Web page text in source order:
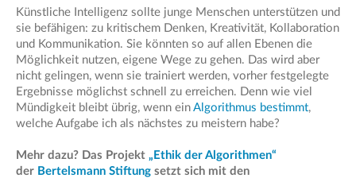
Künstliche Intelligenz sollte junge Menschen unterstützen und
sie befähigen: zu kritischem Denken, Kreativität, Kollaboration
und Kommunikation. Sie könnten so auf allen Ebenen die
Möglichkeit nutzen, eigene Wege zu gehen. Das wird aber
nicht gelingen, wenn sie trainiert werden, vorher festgelegte
Ergebnisse möglichst schnell zu erreichen. Denn wie viel
Mündigkeit bleibt übrig, wenn ein Algorithmus bestimmt,
welche Aufgabe ich als nächstes zu meistern habe?
Mehr dazu? Das Projekt „Ethik der Algorithmen“
der Bertelsmann Stiftung setzt sich mit den